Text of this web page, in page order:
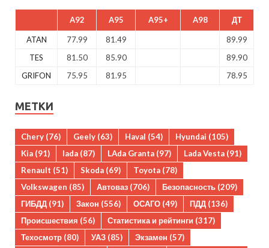
A92 A95 A95+ A98 ДТ
ATAN 77.99 81.49
89.99
TES
81.50 85.90
89.90
GRIFON
75.95 81.95 78.95
МЕТКИ
Chery (76) Geely (63) Haval (54) Hyundai (105)
Kia (91) lada (87) LAda Granta (97) Lada Vesta (91)
Renault (51) Skoda (69) Toyota (78)
Volkswagen (85) Автоваз (706) Безопасность (209)
ГИБДД (91) Закон (556) ОСАГО (49) ПДД (136)
Происшествия (56) Статистика и рейтинги (317)
Техосмотр (80) УАЗ (85) Экзамен (57)